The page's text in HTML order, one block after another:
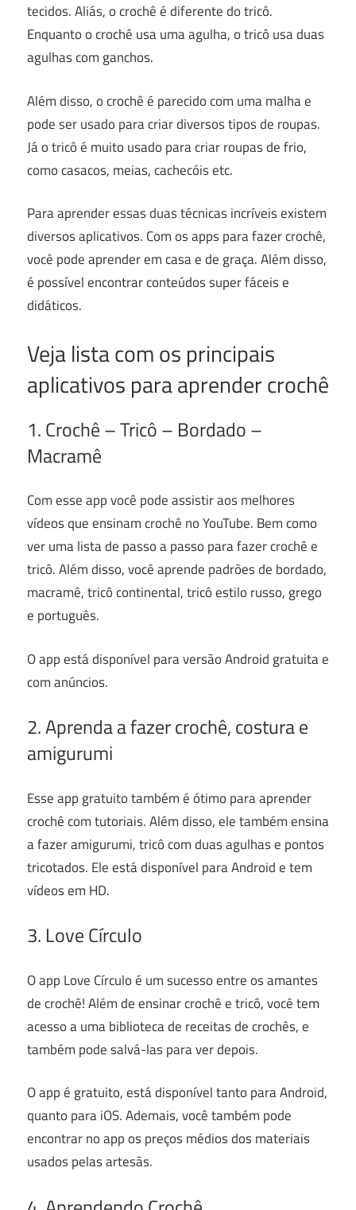
tecidos. Aliás, o crochê é diferente do tricô.
Enquanto o crochê usa uma agulha, o tricô usa duas
agulhas com ganchos.
Além disso, o crochê é parecido com uma malha e
pode ser usado para criar diversos tipos de roupas.
Já o tricô é muito usado para criar roupas de frio,
como casacos, meias, cachecóis etc.
Para aprender essas duas técnicas incríveis existem
diversos aplicativos. Com os apps para fazer crochê,
você pode aprender em casa e de graça. Além disso,
é possível encontrar conteúdos super fáceis e
didáticos.
Veja lista com os principais
aplicativos para aprender crochê
1. Crochê – Tricô – Bordado –
Macramê
Com esse app você pode assistir aos melhores
vídeos que ensinam crochê no YouTube. Bem como
ver uma lista de passo a passo para fazer crochê e
tricô. Além disso, você aprende padrões de bordado,
macramê, tricô continental, tricô estilo russo, grego
e português.
O app está disponível para versão Android gratuita e
com anúncios.
2. Aprenda a fazer crochê, costura e
amigurumi
Esse app gratuito também é ótimo para aprender
crochê com tutoriais. Além disso, ele também ensina
a fazer amigurumi, tricô com duas agulhas e pontos
tricotados. Ele está disponível para Android e tem
vídeos em HD.
3. Love Círculo
O app Love Círculo é um sucesso entre os amantes
de crochê! Além de ensinar crochê e tricô, você tem
acesso a uma biblioteca de receitas de crochês, e
também pode salvá-las para ver depois.
O app é gratuito, está disponível tanto para Android,
quanto para iOS. Ademais, você também pode
encontrar no app os preços médios dos materiais
usados pelas artesãs.